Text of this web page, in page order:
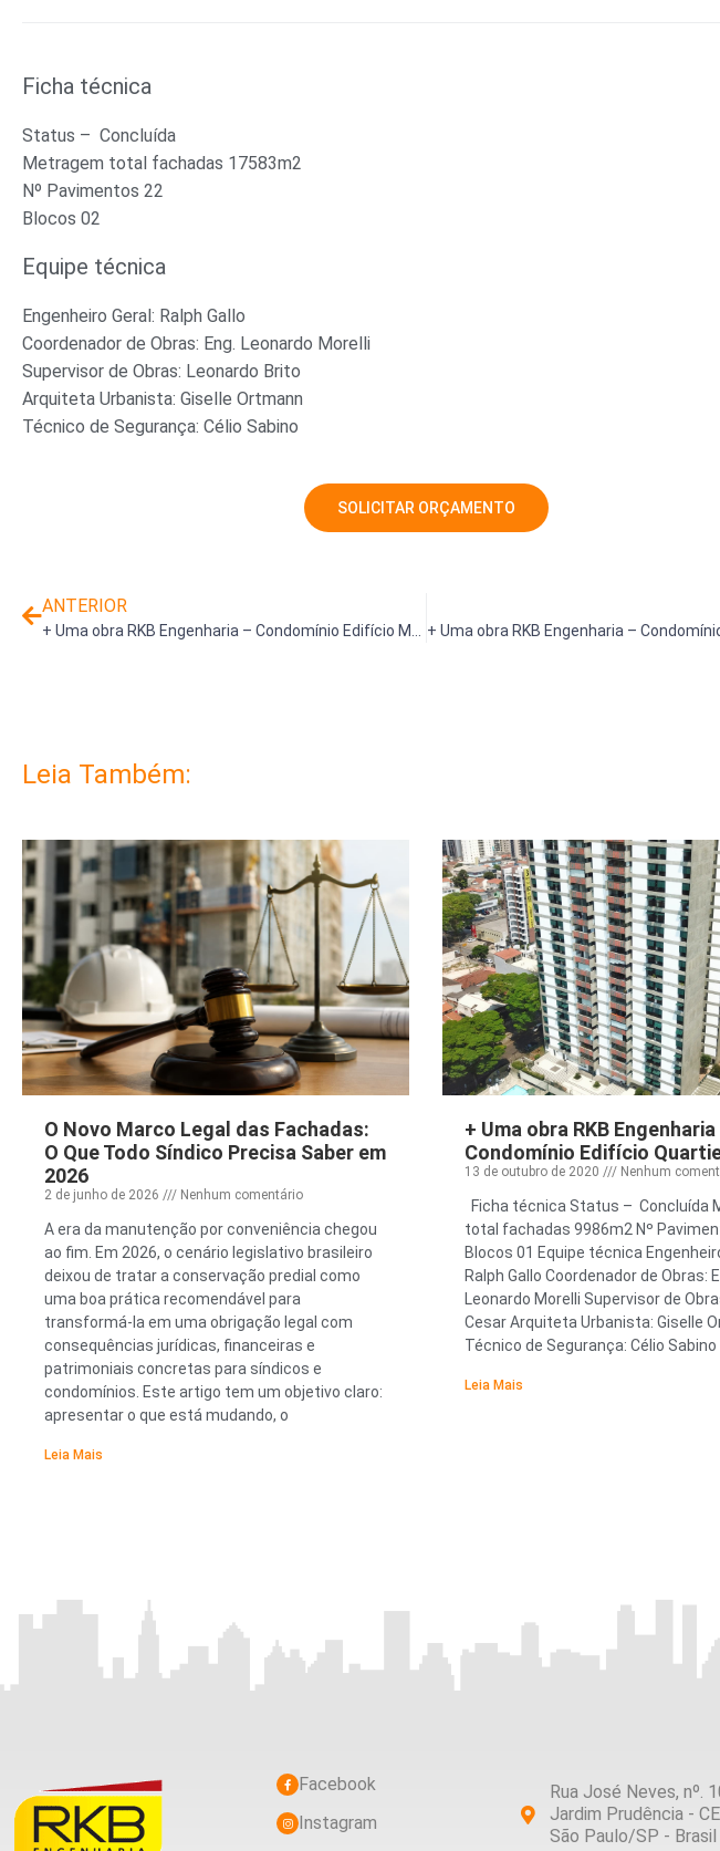
Ficha técnica
Status – Concluída
Metragem total fachadas 17583m2
Nº Pavimentos 22
Blocos 02
Equipe técnica
Engenheiro Geral: Ralph Gallo
Coordenador de Obras: Eng. Leonardo Morelli
Supervisor de Obras: Leonardo Brito
Arquiteta Urbanista: Giselle Ortmann
Técnico de Segurança: Célio Sabino
SOLICITAR ORÇAMENTO
ANTERIOR
Leia Também:
O Novo Marco Legal das Fachadas:
O Que Todo Síndico Precisa Saber em
2026
2 de junho de 2026 Nenhum comentário
A era da manutenção por conveniência chegou
ao fim. Em 2026, o cenário legislativo brasileiro
deixou de tratar a conservação predial como
uma boa prática recomendável para
transformá-la em uma obrigação legal com
consequências jurídicas, financeiras e
patrimoniais concretas para síndicos e
condomínios. Este artigo tem um objetivo claro:
apresentar o que está mudando, o
Leia Mais
+ Uma obra RKB Engenharia
Condomínio Edifício
13 de outubro de 2020 Nenhum
Ficha técnica Status – Concluída
total fachadas 9986m2 Nº
Blocos 01 Equipe técnica
Ralph Gallo Coordenador de Obras:
Leonardo Morelli Supervisor de
Cesar Arquiteta Urbanista: Giselle
Técnico de Segurança: Célio Sabino
Leia Mais
Facebook
Instagram
Rua José Neves, nº.
Jardim Prudência -
São Paulo/SP - Brasil